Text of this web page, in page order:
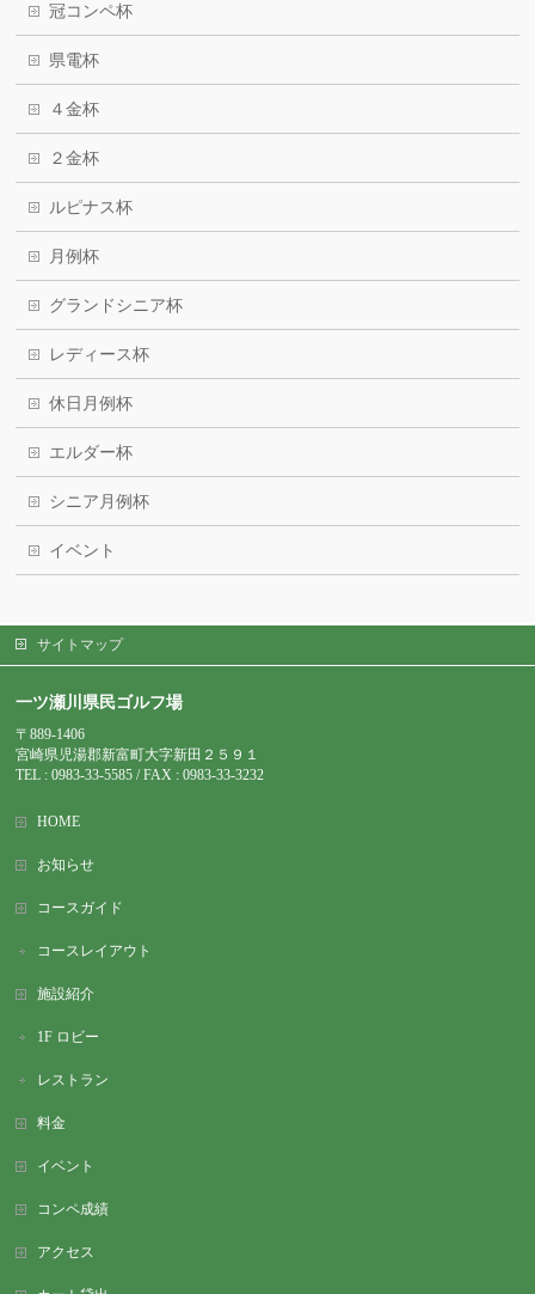
冠コンペ杯
県電杯
４金杯
２金杯
ルピナス杯
月例杯
グランドシニア杯
レディース杯
休日月例杯
エルダー杯
シニア月例杯
イベント
サイトマップ
一ツ瀬川県民ゴルフ場
〒889-1406
宮崎県児湯郡新富町大字新田２５９１
TEL : 0983-33-5585 / FAX : 0983-33-3232
HOME
お知らせ
コースガイド
コースレイアウト
施設紹介
1F ロビー
レストラン
料金
イベント
コンペ成績
アクセス